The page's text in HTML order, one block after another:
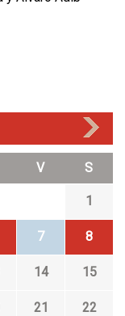
V S
1
7 8
14 15
21 22